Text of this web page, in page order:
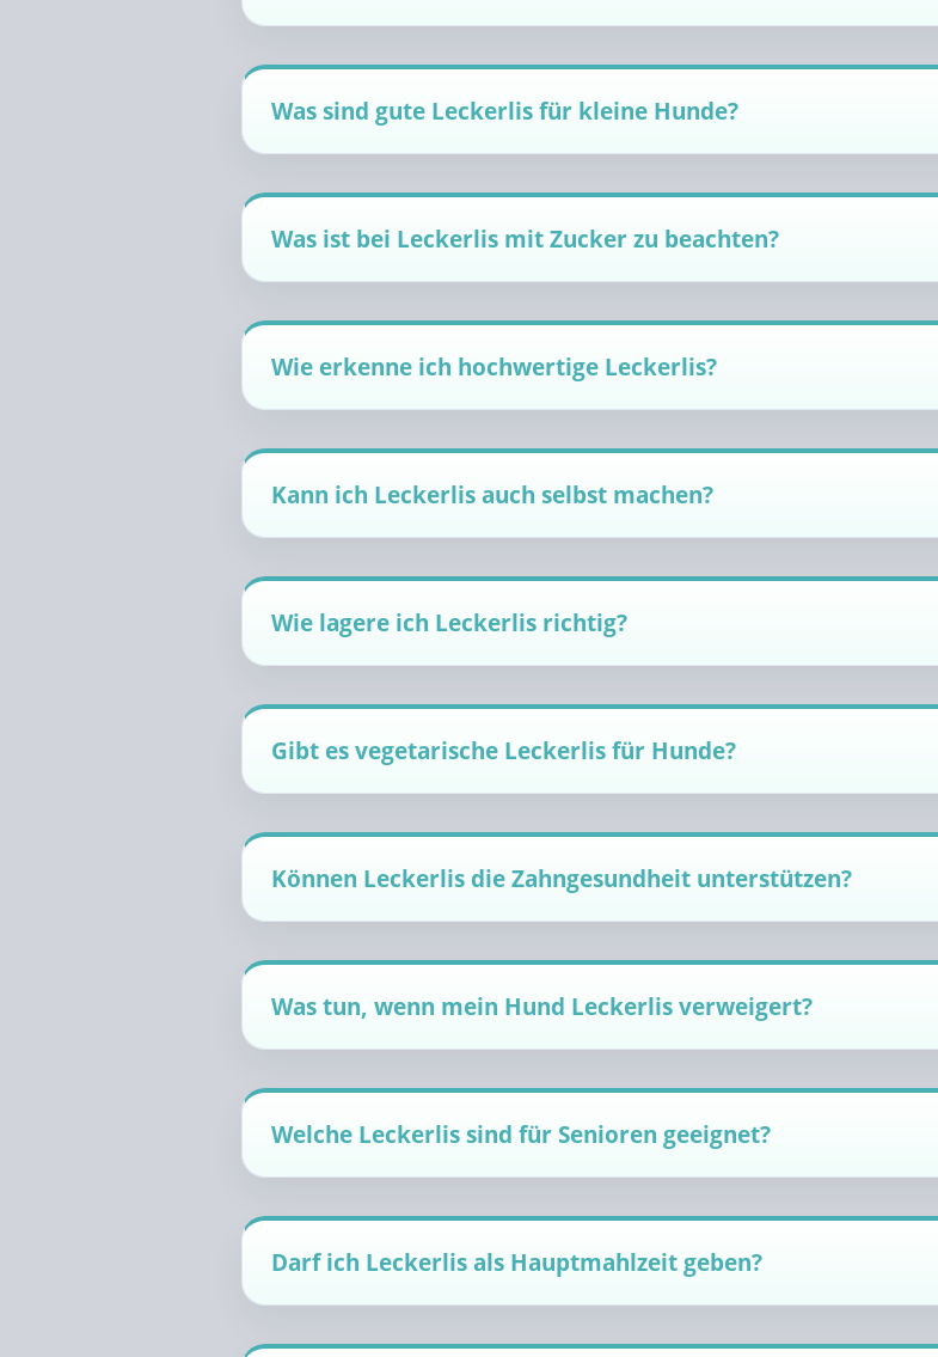
Was sind gute Leckerlis für kleine Hunde?
Was ist bei Leckerlis mit Zucker zu beachten?
Wie erkenne ich hochwertige Leckerlis?
Kann ich Leckerlis auch selbst machen?
Wie lagere ich Leckerlis richtig?
Gibt es vegetarische Leckerlis für Hunde?
Können Leckerlis die Zahngesundheit unterstützen?
Was tun, wenn mein Hund Leckerlis verweigert?
Welche Leckerlis sind für Senioren geeignet?
Darf ich Leckerlis als Hauptmahlzeit geben?